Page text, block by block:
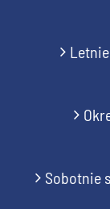
Sobotnie